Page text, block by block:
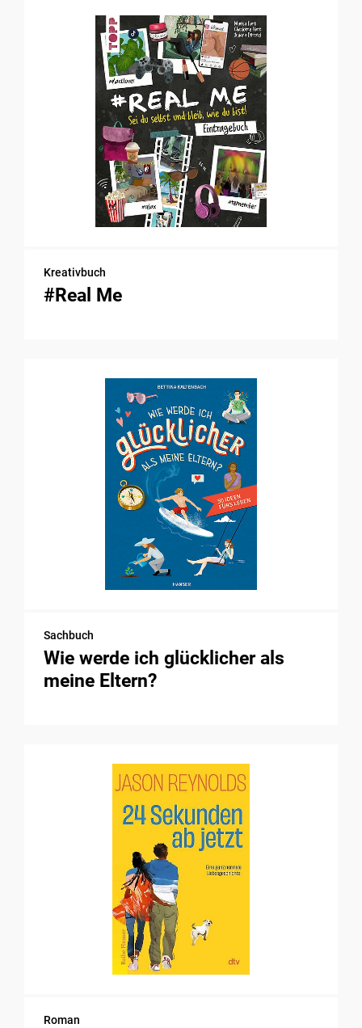
Kreativbuch
#Real Me
Sachbuch
Wie werde ich glücklicher als
meine Eltern?
Roman